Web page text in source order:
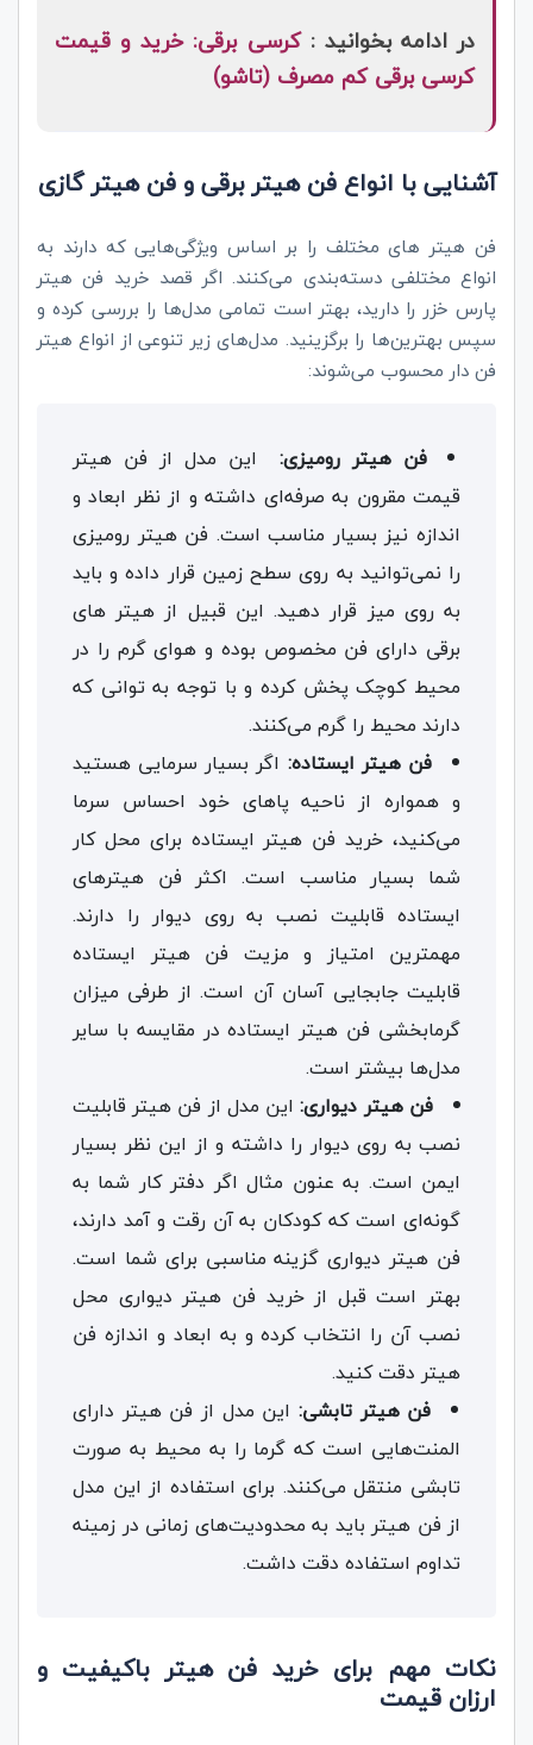
در ادامه بخوانید :کرسی برقی: خرید و قیمت
کرسی برقی کم مصرف (تاشو)
آشنایی با انواع فن هیتر برقی و فن هیتر گازی
فن هیتر های مختلف را بر اساس ویژگی‌هایی که دارند به
انواع مختلفی دسته‌بندی می‌کنند. اگر قصد خرید فن هیتر
پارس خزر را دارید، بهتر است تمامی مدل‌ها را بررسی کرده و
سپس بهترین‌ها را برگزینید. مدل‌های زیر تنوعی از انواع هیتر
فن دار محسوب می‌شوند:
فن هیتر رومیزی: این مدل از فن هیتر
قیمت مقرون به صرفه‌ای داشته و از نظر ابعاد و
اندازه نیز بسیار مناسب است. فن هیتر رومیزی
را نمی‌توانید به روی سطح زمین قرار داده و باید
به روی میز قرار دهید. این قبیل از هیتر های
برقی دارای فن مخصوص بوده و هوای گرم را در
محیط کوچک پخش کرده و با توجه به توانی که
دارند محیط را گرم می‌کنند.
فن هیتر ایستاده: اگر بسیار سرمایی هستید
و همواره از ناحیه پاهای خود احساس سرما
می‌کنید، خرید فن هیتر ایستاده برای محل کار
شما بسیار مناسب است. اکثر فن هیترهای
ایستاده قابلیت نصب به روی دیوار را دارند.
مهمترین امتیاز و مزیت فن هیتر ایستاده
قابلیت جابجایی آسان آن است. از طرفی میزان
گرمابخشی فن هیتر ایستاده در مقایسه با سایر
مدل‌ها بیشتر است.
فن هیتر دیواری: این مدل از فن هیتر قابلیت
نصب به روی دیوار را داشته و از این نظر بسیار
ایمن است. به عنون مثال اگر دفتر کار شما به
گونه‌ای است که کودکان به آن رقت و آمد دارند،
فن هیتر دیواری گزینه مناسبی برای شما است.
بهتر است قبل از خرید فن هیتر دیواری محل
نصب آن را انتخاب کرده و به ابعاد و اندازه فن
هیتر دقت کنید.
فن هیتر تابشی: این مدل از فن هیتر دارای
المنت‌هایی است که گرما را به محیط به صورت
تابشی منتقل می‌کنند. برای استفاده از این مدل
از فن هیتر باید به محدودیت‌های زمانی در زمینه
تداوم استفاده دقت داشت.
نکات مهم برای خرید فن هیتر باکیفیت و
ارزان قیمت